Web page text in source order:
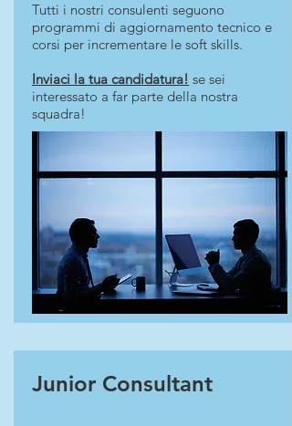
Tutti i nostri consulenti seguono
programmi di aggiornamento tecnico e
corsi per incrementare le soft skills.
Inviaci la tua candidatura! se sei
interessato a far parte della nostra
squadra!
Junior Consultant